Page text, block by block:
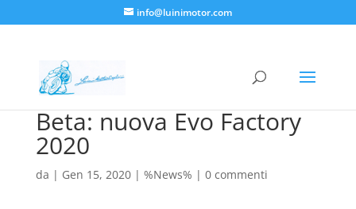
info@luinimotor.com
Beta: nuova Evo Factory
2020
da | Gen 15, 2020| %News% | 0 commenti